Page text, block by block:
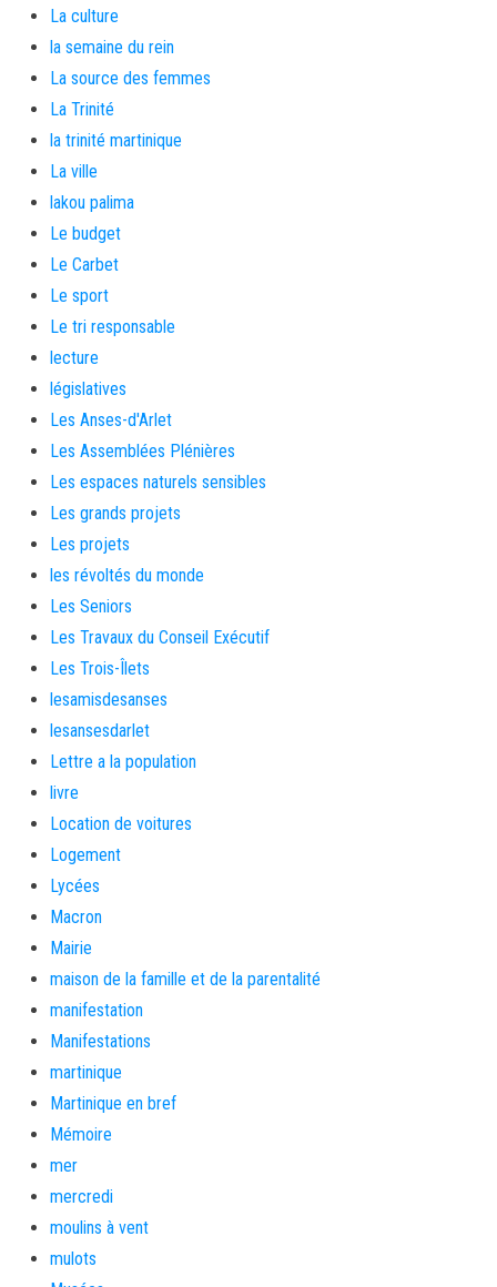
La culture
la semaine du rein
La source des femmes
La Trinité
la trinité martinique
La ville
lakou palima
Le budget
Le Carbet
Le sport
Le tri responsable
lecture
législatives
Les Anses-d'Arlet
Les Assemblées Plénières
Les espaces naturels sensibles
Les grands projets
Les projets
les révoltés du monde
Les Seniors
Les Travaux du Conseil Exécutif
Les Trois-Îlets
lesamisdesanses
lesansesdarlet
Lettre a la population
livre
Location de voitures
Logement
Lycées
Macron
Mairie
maison de la famille et de la parentalité
manifestation
Manifestations
martinique
Martinique en bref
Mémoire
mer
mercredi
moulins à vent
mulots